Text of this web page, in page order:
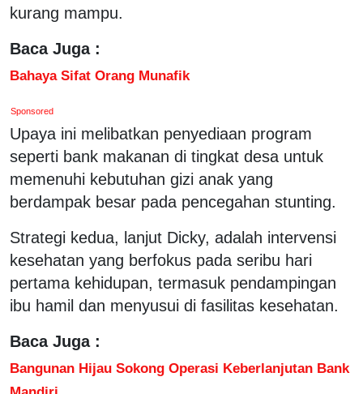
kurang mampu.
Baca Juga :
Bahaya Sifat Orang Munafik
Sponsored
Upaya ini melibatkan penyediaan program
seperti bank makanan di tingkat desa untuk
memenuhi kebutuhan gizi anak yang
berdampak besar pada pencegahan stunting.
Strategi kedua, lanjut Dicky, adalah intervensi
kesehatan yang berfokus pada seribu hari
pertama kehidupan, termasuk pendampingan
ibu hamil dan menyusui di fasilitas kesehatan.
Baca Juga :
Bangunan Hijau Sokong Operasi Keberlanjutan Bank